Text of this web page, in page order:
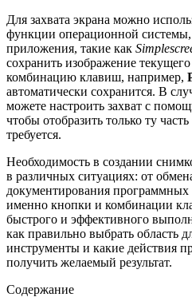
Для захвата экрана можно
функции операционной системы,
приложения, такие как
сохранить изображение
комбинацию клавиш, например,
автоматически сохранится. В
можете настроить захват с
чтобы отобразить только ту
требуется.
Необходимость в создании
в различных ситуациях: от
документирования
именно кнопки и комбинации
быстрого и эффективного
как правильно выбрать область
инструменты и какие действия
получить желаемый результат.
Содержание